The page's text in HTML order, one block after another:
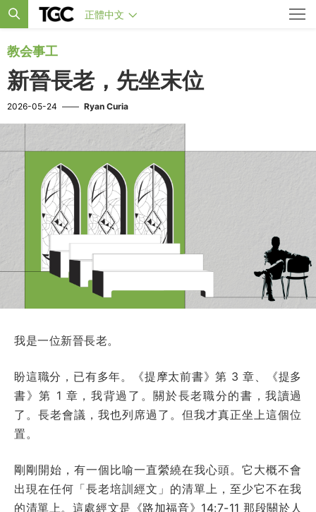
正體中文
教会事工
新晉長老，先坐末位
2026-05-24 —— Ryan Curia
我是一位新晉長老。
盼這職分，已有多年。《提摩太前書》第 3 章、《提多
書》第 1 章，我背過了。關於長老職分的書，我讀過
了。長老會議，我也列席過了。但我才真正坐上這個位
置。
剛剛開始，有一個比喻一直縈繞在我心頭。它大概不會
出現在任何「長老培訓經文」的清單上，至少它不在我
的清單上。這處經文是 《路加福音》14:7-11 那段關於人